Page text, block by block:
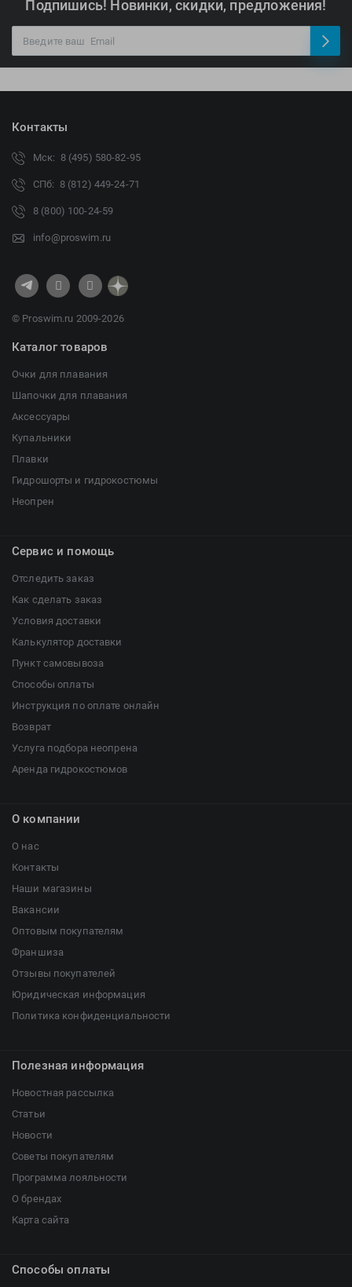
Подпишись! Новинки, скидки, предложения!
Контакты
Мск: 8 (495) 580-82-95
СПб: 8 (812) 449-24-71
8 (800) 100-24-59
info@proswim.ru
© Proswim.ru 2009-2026
Каталог товаров
Очки для плавания
Шапочки для плавания
Аксессуары
Купальники
Плавки
Гидрошорты и гидрокостюмы
Неопрен
Сервис и помощь
Отследить заказ
Как сделать заказ
Условия доставки
Калькулятор доставки
Пункт самовывоза
Способы оплаты
Инструкция по оплате онлайн
Возврат
Услуга подбора неопрена
Аренда гидрокостюмов
О компании
О нас
Контакты
Наши магазины
Вакансии
Оптовым покупателям
Франшиза
Отзывы покупателей
Юридическая информация
Политика конфиденциальности
Полезная информация
Новостная рассылка
Статьи
Новости
Советы покупателям
Программа лояльности
О брендах
Карта сайта
Способы оплаты